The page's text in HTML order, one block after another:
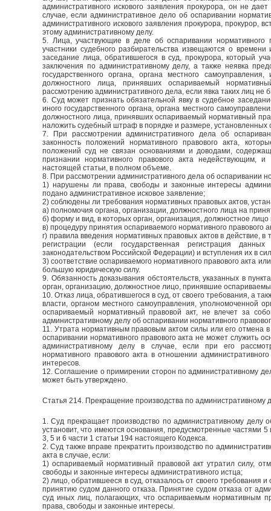
административного искового заявления прокурора, он не
случае, если административное дело об оспаривании
административного искового заявления прокурора, прокурор,
этому административному делу.
5. Лица, участвующие в деле об оспаривании нормативного
участники судебного разбирательства извещаются о
заседание лица, обратившегося в суд, прокурора, который
заключения по административному делу, а также неявка
государственного органа, органа местного
должностного лица, принявших оспариваемый
рассмотрению административного дела, если явка таких лиц не
6. Суд может признать обязательной явку в судебное
иного государственного органа, органа местного
должностного лица, принявших оспариваемый нормативный
наложить судебный штраф в порядке и размере, установленных
7. При рассмотрении административного дела об
законность положений нормативного правового акта,
положений суд не связан основаниями и доводами,
признании нормативного правового акта недействующим,
настоящей статьи, в полном объеме.
8. При рассмотрении административного дела об оспаривании
1) нарушены ли права, свободы и законные интересы
подано административное исковое заявление;
2) соблюдены ли требования нормативных правовых актов,
а) полномочия органа, организации, должностного лица на
б) форму и вид, в которых орган, организация, должностное
в) процедуру принятия оспариваемого нормативного правового
г) правила введения нормативных правовых актов в действие, в
регистрации (если государственная регистрация
законодательством Российской Федерации) и вступления их в
3) соответствие оспариваемого нормативного правового акта
большую юридическую силу.
9. Обязанность доказывания обстоятельств, указанных в
орган, организацию, должностное лицо, принявшие
10. Отказ лица, обратившегося в суд, от своего требования, а
власти, органом местного самоуправления, уполномоченной
оспариваемый нормативный правовой акт, не влечет за
административному делу об оспаривании нормативного
11. Утрата нормативным правовым актом силы или его отмена
оспаривании нормативного правового акта не может служить
административному делу в случае, если при его
нормативного правового акта в отношении
интересов.
12. Соглашение о примирении сторон по административному
может быть утверждено.
Статья 214. Прекращение производства по административному
1. Суд прекращает производство по административному делу
установит, что имеются основания, предусмотренные частями
3, 5 и 6 части 1 статьи 194 настоящего Кодекса.
2. Суд также вправе прекратить производство по
акта в случае, если:
1) оспариваемый нормативный правовой акт утратил силу,
свободы и законные интересы административного истца;
2) лицо, обратившееся в суд, отказалось от своего требования
принятию судом данного отказа. Принятие судом отказа от
суд иных лиц, полагающих, что оспариваемым нормативным
права, свободы и законные интересы.